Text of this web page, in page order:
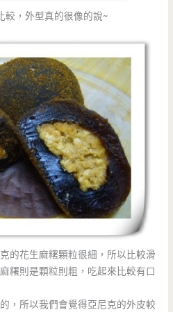
較，外型真的很像的說~
的花生麻糬顆粒很細，所以比較滑
糬則是顆粒則粗，吃起來比較有口
，所以我們會覺得亞尼克的外皮較